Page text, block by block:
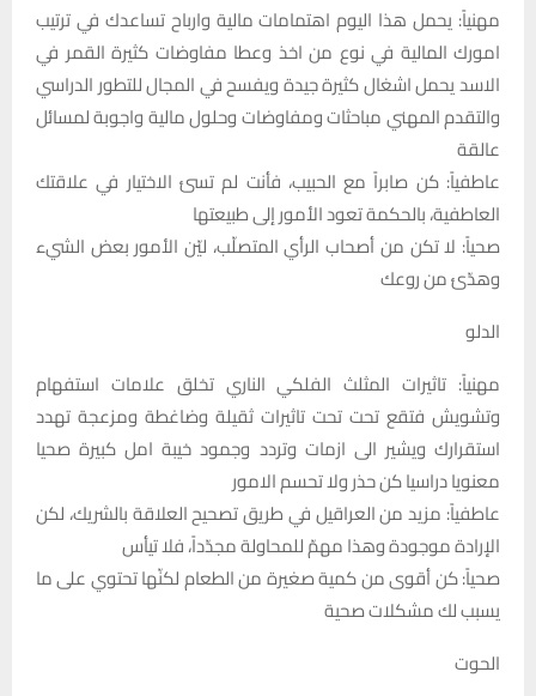
مهنياً: يحمل هذا اليوم اهتمامات مالية وارباح تساعدك في ترتيب
امورك المالية في نوع من اخذ وعطا مفاوضات كثيرة القمر في
الاسد يحمل اشغال كثيرة جيدة ويفسح في المجال للتطور الدراسي
والتقدم المهني مباحثات ومفاوضات وحلول مالية واجوبة لمسائل
عالقة
عاطفياً: كن صابراً مع الحبيب، فأنت لم تسئ الاختيار في علاقتك
العاطفية، بالحكمة تعود الأمور إلى طبيعتها
صحياً: لا تكن من أصحاب الرأي المتصلّب، ليّن الأمور بعض الشيء
وهدّئ من روعك
الدلو
مهنياً: تاثيرات المثلث الفلكي الناري تخلق علامات استفهام
وتشويش فتقع تحت تحت تاثيرات ثقيلة وضاغطة ومزعجة تهدد
استقرارك ويشير الى ازمات وتردد وجمود خيبة امل كبيرة صحيا
معنويا دراسيا كن حذر ولا تحسم الامور
عاطفياً: مزيد من العراقيل في طريق تصحيح العلاقة بالشريك، لكن
الإرادة موجودة وهذا مهمّ للمحاولة مجدّداً، فلا تيأس
صحياً: كن أقوى من كمية صغيرة من الطعام لكنّها تحتوي على ما
يسبب لك مشكلات صحية
الحوت